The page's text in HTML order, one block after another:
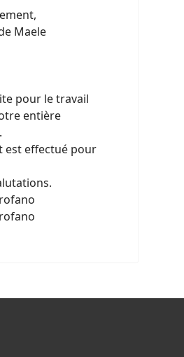
Maele
pour le travail
entière
est effectué pour